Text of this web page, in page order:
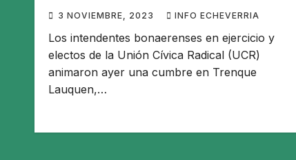
3 NOVIEMBRE, 2023 INFO ECHEVERRIA
Los intendentes bonaerenses en ejercicio y
electos de la Unión Cívica Radical (UCR)
animaron ayer una cumbre en Trenque
Lauquen,…